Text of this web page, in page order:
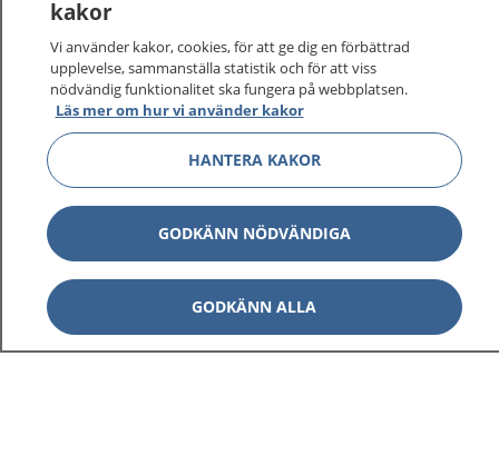
1177–tryggt om din hälsa och vård
På 1177.se får du råd om hälsa och information om
sjukdomar och vilka mottagningar du kan kontakta.
Logga in för att läsa din journal och göra dina
vårdärenden. Ring telefonnummer 1177 för
sjukvårdsrådgivning dygnet runt.
1177 ger dig råd när du vill må bättre.
kakor
Vi använder kakor, cookies, för att ge dig en förbättrad
upplevelse, sammanställa statistik och för att viss
nödvändig funktionalitet ska fungera på webbplatsen.
Läs mer om hur vi använder kakor
HANTERA KAKOR
GODKÄNN NÖDVÄNDIGA
GODKÄNN ALLA